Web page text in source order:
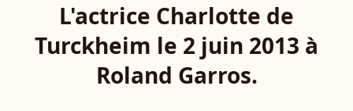
L'actrice Charlotte de
Turckheim le 2 juin 2013 à
Roland Garros.